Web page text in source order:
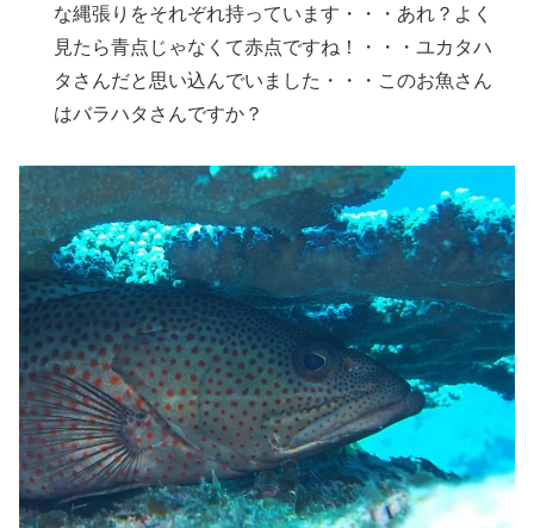
な縄張りをそれぞれ持っています・・・あれ？よく
見たら青点じゃなくて赤点ですね！・・・ユカタハ
タさんだと思い込んでいました・・・このお魚さん
はバラハタさんですか？